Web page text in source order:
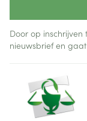
Door op inschrijven
nieuwsbrief en